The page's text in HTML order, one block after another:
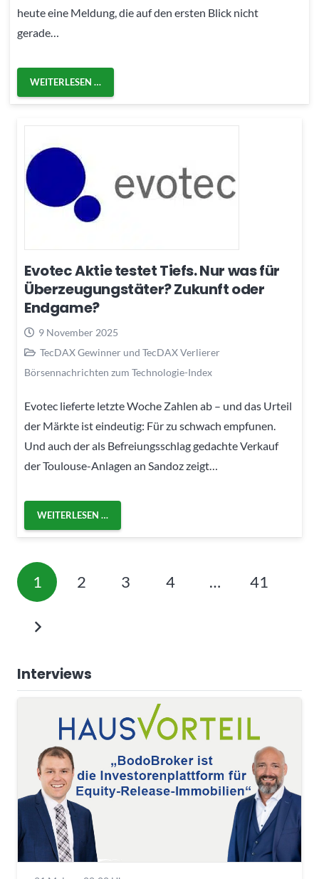
heute eine Meldung, die auf den ersten Blick nicht
gerade…
WEITERLESEN …
Evotec Aktie testet Tiefs. Nur was für
Überzeugungstäter? Zukunft oder
Endgame?
9 November 2025
TecDAX Gewinner und TecDAX Verlierer
Börsennachrichten zum Technologie-Index
Evotec lieferte letzte Woche Zahlen ab – und das Urteil
der Märkte ist eindeutig: Für zu schwach empfunen.
Und auch der als Befreiungsschlag gedachte Verkauf
der Toulouse-Anlagen an Sandoz zeigt…
WEITERLESEN …
1 2 3 4 … 41
Interviews